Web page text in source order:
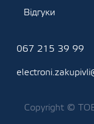
Відгуки
067 215 39 99
Copyright © ТОВ